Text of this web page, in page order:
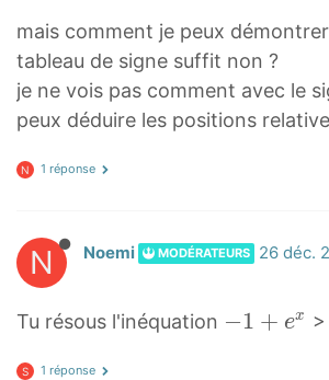
mais comment je peux
tableau de signe suffit non ?
je ne vois pas comment avec le
peux déduire les positions
N 1 réponse
N Noemi MODÉRATEURS 26 déc.
Tu résous l'inéquation −
−1 + ex
S 1 réponse